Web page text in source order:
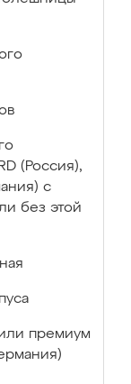
(Россия),
с
без этой
премиум